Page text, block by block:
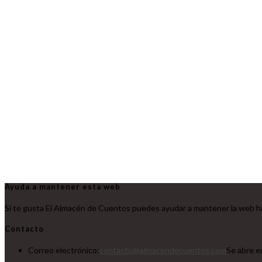
Ayuda a mantener esta web
Si te gusta El Almacén de Cuentos puedes ayudar a mantener la web
Contacto
Correo electrónico:
Se abre